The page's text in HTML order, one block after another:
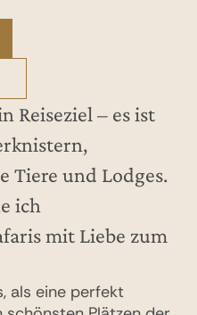
Reiseziel – es ist
Tiere und Lodges.
ich
mit Liebe zum
als eine perfekt